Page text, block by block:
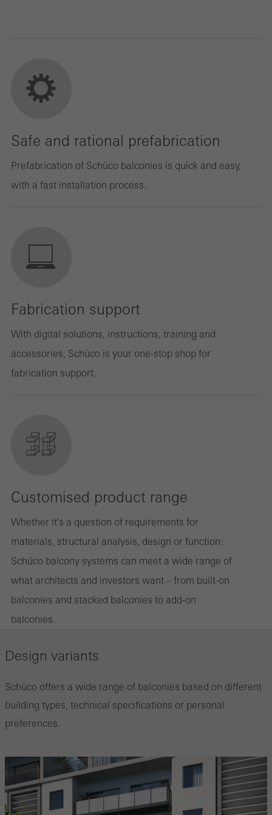
Safe and rational prefabrication
Prefabrication of Schüco balconies is quick and easy,
with a fast installation process.
Fabrication support
With digital solutions, instructions, training and
accessories, Schüco is your one-stop shop for
fabrication support.
Customised product range
Whether it's a question of requirements for
materials, structural analysis, design or function:
Schüco balcony systems can meet a wide range of
what architects and investors want – from built-on
balconies and stacked balconies to add-on
balconies.
Design variants
Schüco offers a wide range of balconies based on different
building types, technical specifications or personal
preferences.